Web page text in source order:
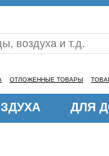
ОТЛОЖЕННЫЕ ТОВАРЫ
ДЛЯ